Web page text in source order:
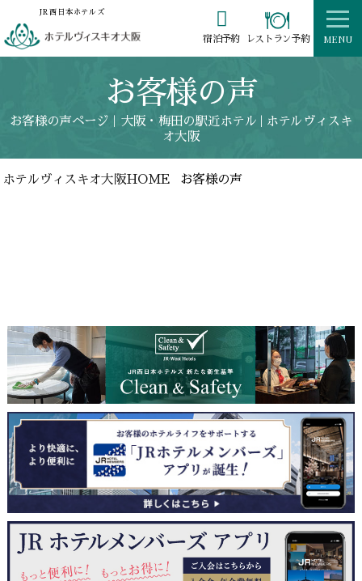
JR西日本ホテルズ 
宿泊予約 レストラン予約 MENU
お客様の声
お客様の声ページ｜大阪・梅田の駅近ホテル | ホテルヴィスキ
オ大阪
ホテルヴィスキオ大阪HOME お客様の声